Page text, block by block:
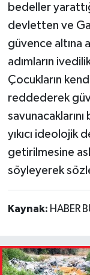
bedeller
devletten ve
güvence altına
adımların
Çocukların
reddederek
yıkıcı ideolojik
getirilmesine
söyleyerek
Kaynak: HABER